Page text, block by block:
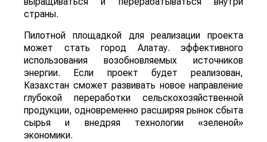
страны.
Пилотной площадкой для реализации проекта
может стать город Алатау. эффективного
использования возобновляемых источников
энергии. Если проект будет реализован,
Казахстан сможет развивать новое направление
глубокой переработки сельскохозяйственной
продукции, одновременно расширяя рынок сбыта
сырья и внедряя технологии «зеленой»
экономики.